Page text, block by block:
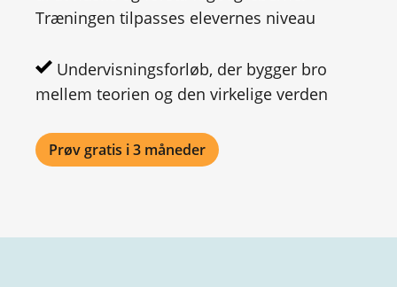
Træningen tilpasses elevernes niveau
Undervisningsforløb, der bygger bro
mellem teorien og den virkelige verden
Prøv gratis i 3 måneder